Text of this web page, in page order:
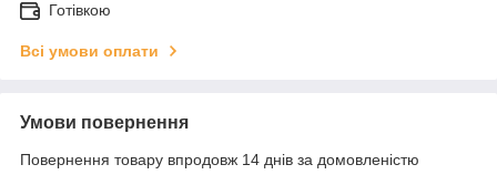
Готівкою
Всі умови оплати
Умови повернення
Повернення товару впродовж 14 днів за домовленістю